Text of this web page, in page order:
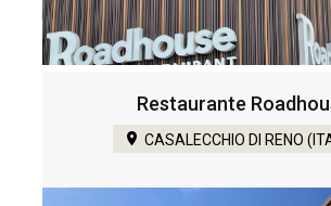
Restaurante
CASALECCHIO DI RENO